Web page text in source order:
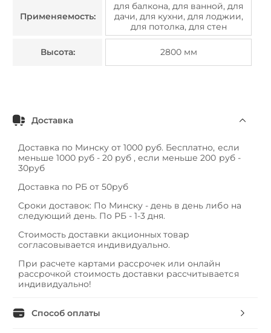
Доставка
Доставка по Минску от 1000 руб. Бесплатно, если
меньше 1000 руб - 20 руб , если меньше 200 руб -
30руб
Доставка по РБ от 50руб
Сроки доставок: По Минску - день в день либо на
следующий день. По РБ - 1-3 дня.
Стоимость доставки акционных товар
согласовывается индивидуально.
При расчете картами рассрочек или онлайн
рассрочкой стоимость доставки рассчитывается
индивидуально!
Способ оплаты
Применяемость:
для балкона, для ванной, для
дачи, для кухни, для лоджии,
для потолка, для стен
Высота: 2800 мм